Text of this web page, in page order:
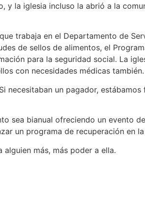
y la iglesia incluso la abrió a la
trabaja en el Departamento de
de sellos de alimentos, el
para la seguridad social. La
con necesidades médicas también.
necesitaban un pagador,
sea bianual ofreciendo un evento
un programa de recuperación en
más, más poder a ella.